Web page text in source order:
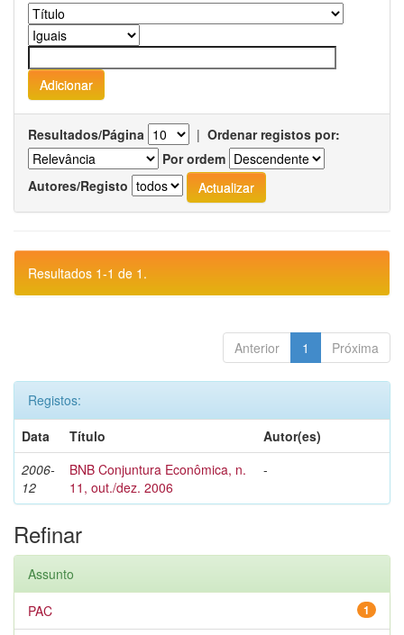
Resultados/Página | Ordenar registos por:
Por ordem
Autores/Registo
Resultados 1-1 de 1.
Anterior 1 Próxima
Registos:
Data
Título
Autor(es)
2006-
12
BNB Conjuntura Econômica, n.
11, out./dez. 2006
-
Refinar
Assunto
1
PAC